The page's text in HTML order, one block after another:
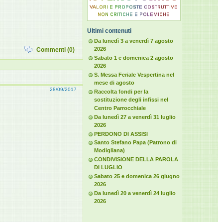
Commenti (0)
28/09/2017
Ultimi contenuti
Da lunedì 3 a venerdì 7 agosto
2026
Sabato 1 e domenica 2 agosto
2026
S. Messa Feriale Vespertina nel
mese di agosto
Raccolta fondi per la
sostituzione degli infissi nel
Centro Parrocchiale
Da lunedì 27 a venerdì 31 luglio
2026
PERDONO DI ASSISI
Santo Stefano Papa (Patrono di
Modigliana)
CONDIVISIONE DELLA PAROLA
DI LUGLIO
Sabato 25 e domenica 26 giugno
2026
Da lunedì 20 a venerdì 24 luglio
2026